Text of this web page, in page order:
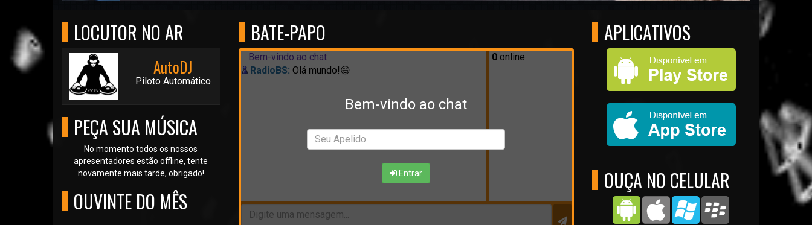
LOCUTOR NO AR
AutoDJ
Piloto Automático
PEÇA SUA MÚSICA
No momento todos os nossos
apresentadores estão offline, tente
novamente mais tarde, obrigado!
OUVINTE DO MÊS
BATE-PAPO
Bem-vindo ao chat
Entrar
Bem-vindo ao chat
RadioBS: Olá mundo!😄
0online
APLICATIVOS
OUÇA NO CELULAR